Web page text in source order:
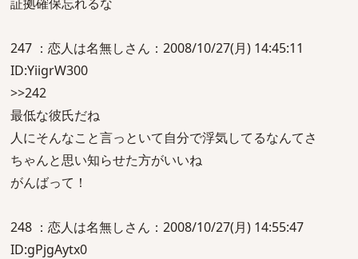
247 ：恋人は名無しさん：2008/10/27(月) 14:45:11
ID:YiigrW300
>>242
最低な彼氏だね
人にそんなこと言っといて自分で浮気してるなんてさ
ちゃんと思い知らせた方がいいね
がんばって！
248 ：恋人は名無しさん：2008/10/27(月) 14:55:47
ID:gPjgAytx0